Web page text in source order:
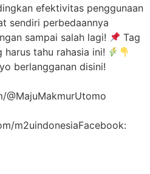
efektivitas penggunaan
sendiri perbedaannya
sampai salah lagi!
Tag
tahu rahasia ini!
berlangganan disini!
m2uindonesiaFacebook: